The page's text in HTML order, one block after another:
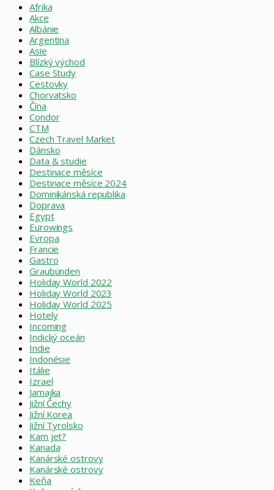
Afrika
Akce
Albánie
Argentina
Asie
Blízký východ
Case Study
Cestovky
Chorvatsko
Čína
Condor
CTM
Czech Travel Market
Dánsko
Data & studie
Destinace měsíce
Destinace měsíce 2024
Dominikánská republika
Doprava
Egypt
Eurowings
Evropa
Francie
Gastro
Graubünden
Holiday World 2022
Holiday World 2023
Holiday World 2025
Hotely
Incoming
Indický oceán
Indie
Indonésie
Itálie
Izrael
Jamajka
Jižní Čechy
Jižní Korea
Jižní Tyrolsko
Kam jet?
Kanada
Kanárské ostrovy
Kanárské ostrovy
Keňa